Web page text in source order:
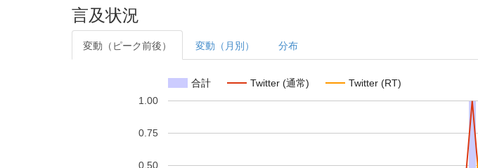
言及状況
変動（ピーク前後） 変動（月別） 分布
合計 Twitter (通常) Twitter (RT)
0.50
0.75
1.00